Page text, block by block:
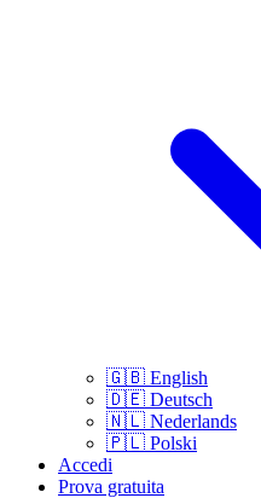
🇬🇧 English
🇩🇪 Deutsch
🇳🇱 Nederlands
🇵🇱 Polski
Accedi
Prova gratuita